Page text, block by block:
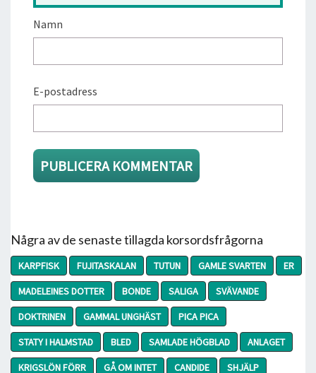
Namn
E-postadress
Några av de senaste tillagda korsordsfrågorna
KARPFISK FUJITASKALAN TUTUN GAMLE SVARTEN
ER
MADELEINES DOTTER
BONDE SALIGA
SVÄVANDE
DOKTRINEN
GAMMAL UNGHÄST
PICA PICA
STATY I HALMSTAD
BLED SAMLADE HÖGBLAD
ANLAGET
KRIGSLÖN FÖRR
GÅ OM INTET CANDIDE SHJÄLP